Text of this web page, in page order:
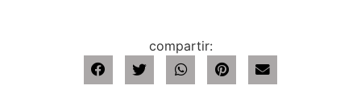
compartir: